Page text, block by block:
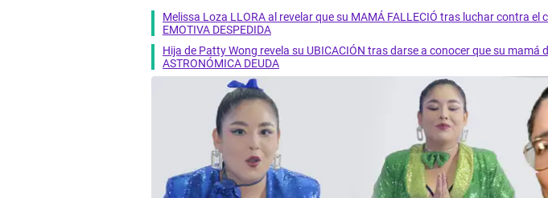
Melissa Loza LLORA al revelar que su MAMÁ FALLECIÓ tras luchar contra el
EMOTIVA DESPEDIDA
Hija de Patty Wong revela su UBICACIÓN tras darse a conocer que su mamá
ASTRONÓMICA DEUDA